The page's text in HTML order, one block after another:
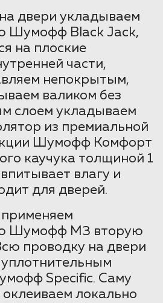
двери укладываем
Шумофф Black Jack,
на плоские
части,
непокрытым,
валиком без
слоем укладываем
из премиальной
Шумофф Комфорт
каучука толщиной 1
влагу и
для дверей.
применяем
Шумофф М3 вторую
проводку на двери
Specific. Саму
локально